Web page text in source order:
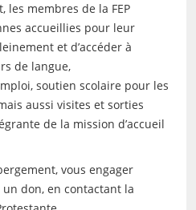
les membres de la FEP
accueillies pour leur
et d’accéder à
de langue,
soutien scolaire pour les
aussi visites et sorties
de la mission d’accueil
vous engager
don, en contactant la